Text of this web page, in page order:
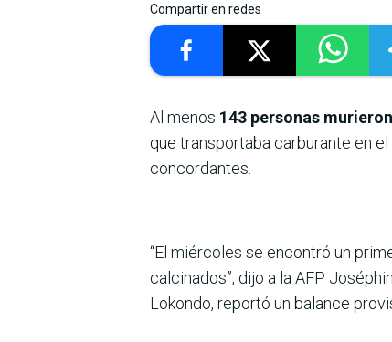
Compartir en redes
Al menos 143 personas
que transportaba carburante en
concordantes.
“El miércoles se encontró un
calcinados”, dijo a la AFP
Lokondo, reportó un balance